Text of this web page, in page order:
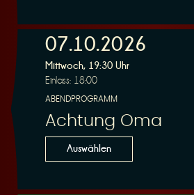
v
i
07.10.2026
Mittwoch, 19:30 Uhr
Einlass: 18:00
ABENDPROGRAMM
Achtung Oma
Auswählen